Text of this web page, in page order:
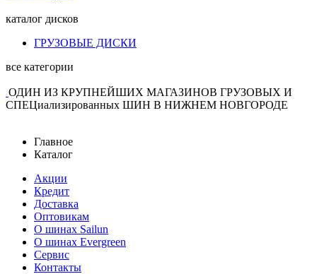
каталог дисков
ГРУЗОВЫЕ ДИСКИ
все категории
ОДИН ИЗ КРУПНЕЙШИХ МАГАЗИНОВ ГРУЗОВЫХ И
СПЕЦиализированных ШИН В НИЖНЕМ НОВГОРОДЕ
Главное
Каталог
Акции
Кредит
Доставка
Оптовикам
О шинах Sailun
О шинах Evergreen
Сервис
Контакты